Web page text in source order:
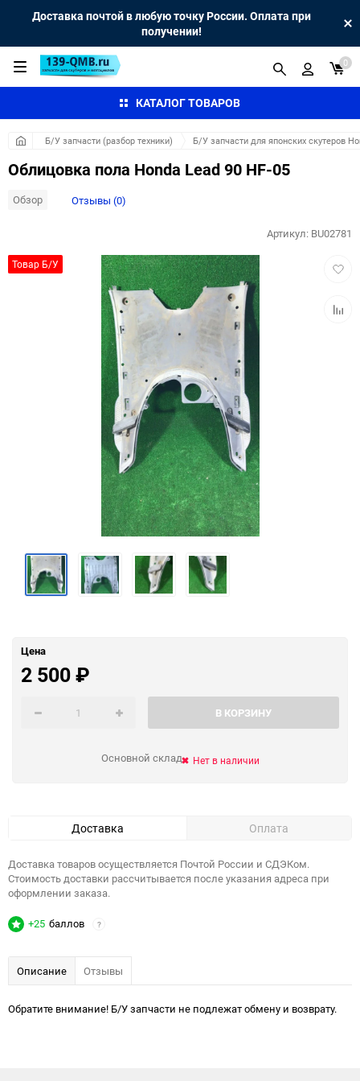
Доставка почтой в любую точку России. Оплата при
получении!
КАТАЛОГ ТОВАРОВ
0
Б/У запчасти (разбор техники) Б/У запчасти для японских скутеров
Облицовка пола Honda Lead 90 HF-05
Обзор Отзывы (0)
Товар Б/У
Артикул: BU02781
Цена
2 500₽
В КОРЗИНУ
Основной склад Нет в наличии
Доставка Оплата
Доставка товаров осуществляется Почтой России и СДЭКом.
Стоимость доставки рассчитывается после указания адреса при
оформлении заказа.
+25 баллов ?
Описание Отзывы
Обратите внимание! Б/У запчасти не подлежат обмену и возврату.